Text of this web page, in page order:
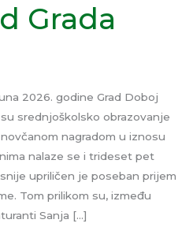
Grada
2026. godine Grad Doboj
srednjoškolsko obrazovanje
nagradom u iznosu
nalaze se i trideset pet
upriličen je poseban prijem
Tom prilikom su, između
Sanja […]